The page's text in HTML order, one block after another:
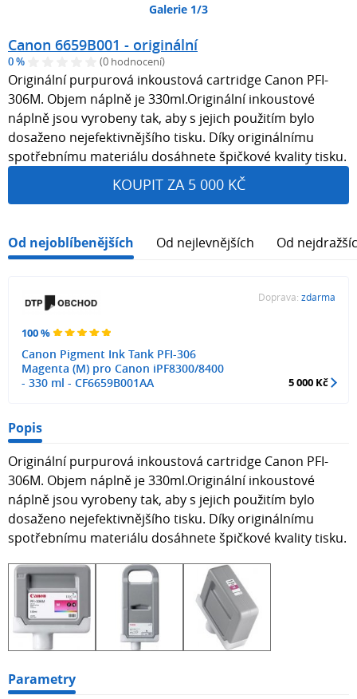
Galerie 1/3
Canon 6659B001 - originální
0 % (0 hodnocení)
Originální purpurová inkoustová cartridge Canon PFI-
306M. Objem náplně je 330ml.Originální inkoustové
náplně jsou vyrobeny tak, aby s jejich použitím bylo
dosaženo nejefektivnějšího tisku. Díky originálnímu
spotřebnímu materiálu dosáhnete špičkové kvality tisku.
KOUPIT ZA 5 000 KČ
Od nejoblíbenějších Od nejlevnějších Od
100 %
Canon Pigment Ink Tank PFI-306
Magenta (M) pro Canon iPF8300/8400
- 330 ml - CF6659B001AA
Doprava: zdarma
5 000 Kč
Popis
Originální purpurová inkoustová cartridge Canon PFI-
306M. Objem náplně je 330ml.Originální inkoustové
náplně jsou vyrobeny tak, aby s jejich použitím bylo
dosaženo nejefektivnějšího tisku. Díky originálnímu
spotřebnímu materiálu dosáhnete špičkové kvality tisku.
Parametry